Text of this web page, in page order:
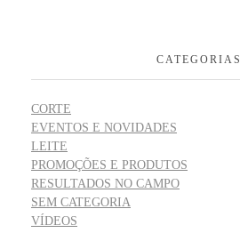
CATEGORIAS
CORTE
EVENTOS E NOVIDADES
LEITE
PROMOÇÕES E PRODUTOS
RESULTADOS NO CAMPO
SEM CATEGORIA
VÍDEOS